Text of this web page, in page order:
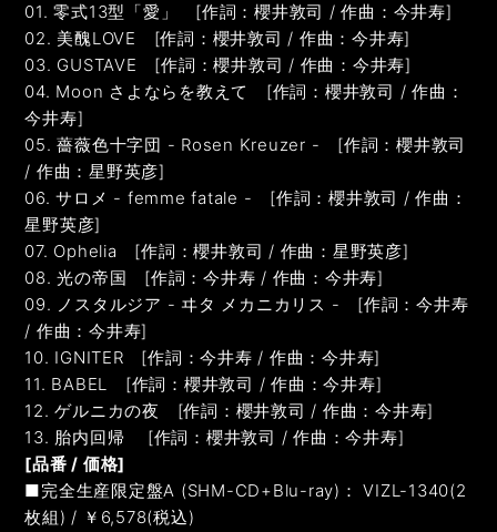
01. 零式13型「愛」 [作詞：櫻井敦司 / 作曲：今井寿]
02. 美醜LOVE [作詞：櫻井敦司 / 作曲：今井寿]
03. GUSTAVE [作詞：櫻井敦司 / 作曲：今井寿]
04. Moon さよならを教えて [作詞：櫻井敦司 / 作曲：
今井寿]
05. 薔薇色十字団 - Rosen Kreuzer - [作詞：櫻井敦司
/ 作曲：星野英彦]
06. サロメ - femme fatale - [作詞：櫻井敦司 / 作曲：
星野英彦]
07. Ophelia [作詞：櫻井敦司 / 作曲：星野英彦]
08. 光の帝国 [作詞：今井寿 / 作曲：今井寿]
09. ノスタルジア - ヰタ メカニカリス - [作詞：今井寿
/ 作曲：今井寿]
10. IGNITER [作詞：今井寿 / 作曲：今井寿]
11. BABEL [作詞：櫻井敦司 / 作曲：今井寿]
12. ゲルニカの夜 [作詞：櫻井敦司 / 作曲：今井寿]
13. 胎内回帰 [作詞：櫻井敦司 / 作曲：今井寿]
[品番 / 価格]
■完全生産限定盤A (SHM-CD+Blu-ray)： VIZL-1340(2
枚組) / ￥6,578(税込)